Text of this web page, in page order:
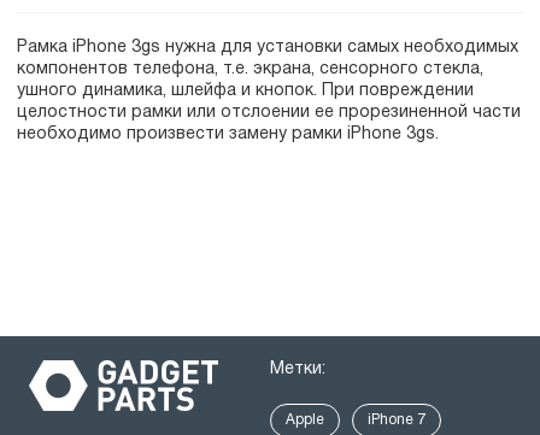
Рамка iPhone 3gs нужна для установки самых необходимых
компонентов телефона, т.е. экрана, сенсорного стекла,
ушного динамика, шлейфа и кнопок. При повреждении
целостности рамки или отслоении ее прорезиненной части
необходимо произвести замену рамки iPhone 3gs.
Метки:
Apple iPhone 7